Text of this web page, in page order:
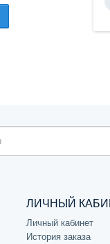
ЛИЧНЫЙ
Личный кабинет
История заказа